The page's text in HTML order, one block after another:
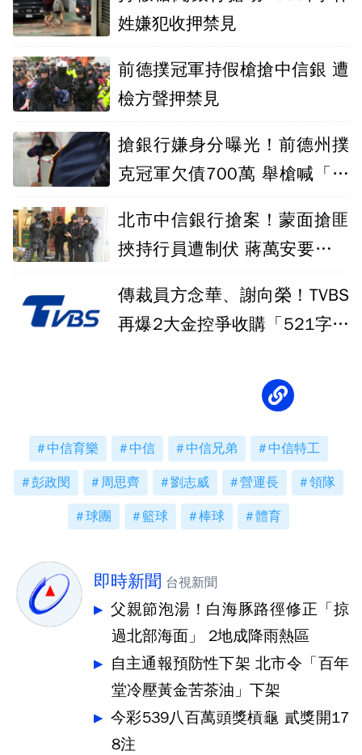
姓嫌犯收押禁見
前德撲冠軍持假槍搶中信銀 遭
檢方聲押禁見
搶銀行嫌身分曝光！前德州撲
克冠軍欠債700萬 舉槍喊「要
北市中信銀行搶案！蒙面搶匪
挾持行員遭制伏 蔣萬安要求速
傳裁員方念華、謝向榮！TVBS
再爆2大金控爭收購「521字回
中信育樂 中信 中信兄弟 中信特工
彭政閔 周思齊 劉志威 營運長 領隊
球團 籃球 棒球 體育
即時新聞 台視新聞
父親節泡湯！白海豚路徑修正「掠
過北部海面」 2地成降雨熱區
自主通報預防性下架 北市令「百年
堂冷壓黃金苦茶油」下架
今彩539八百萬頭獎槓龜 貳獎開17
8注